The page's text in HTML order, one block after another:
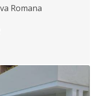
Romana